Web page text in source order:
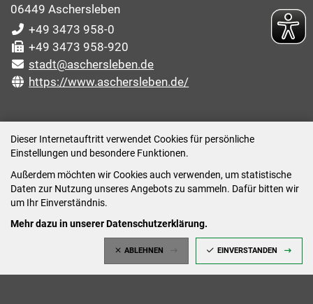
Dieser Internetauftritt verwendet Cookies für persönliche
Einstellungen und besondere Funktionen.
Außerdem möchten wir Cookies auch verwenden, um statistische
Daten zur Nutzung unseres Angebots zu sammeln. Dafür bitten wir
um Ihr Einverständnis.
Mehr dazu in unserer Datenschutzerklärung.
ABLEHNEN EINVERSTANDEN
06449 Aschersleben
+49 3473 958-0
+49 3473 958-920
stadt@aschersleben.de
https://www.aschersleben.de/
Montag: 09:00-12:00 /14:00-15:00 Uhr
Dienstag: 09:00-12:00 /14:00-16:00 Uhr
Mittwoch: 09:00 - 12:00 Uhr (nach vorheriger
Donnerstag: 09:00-12:00 /14:00-18:00 Uhr
Freitag: 09:00-12:00 Uhr